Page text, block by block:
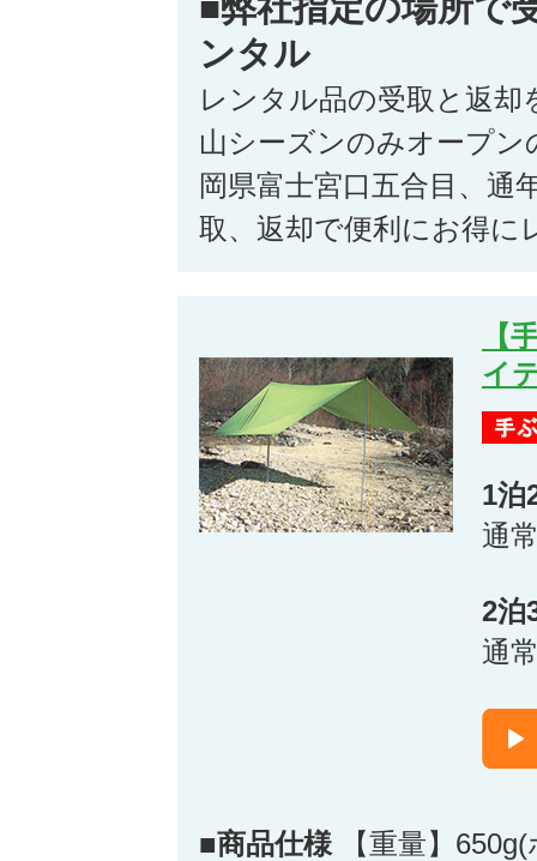
ンタル
レンタル品の受取と返却
山シーズンのみオープン
岡県富士宮口五合目、通
取、返却で便利にお得に
【
イ
1泊
通
2泊
通
■商品仕様 【重量】